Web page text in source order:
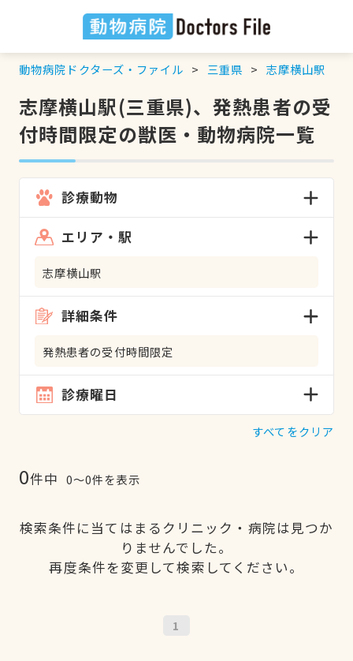
動物病院ドクターズ・ファイル 三重県 志摩横山駅
志摩横山駅(三重県)、発熱患者の受
付時間限定の獣医・動物病院一覧
診療動物
エリア・駅
志摩横山駅
詳細条件
発熱患者の受付時間限定
診療曜日
すべてをクリア
0件中 0〜0件を表示
検索条件に当てはまるクリニック・病院は見つか
りませんでした。
再度条件を変更して検索してください。
1